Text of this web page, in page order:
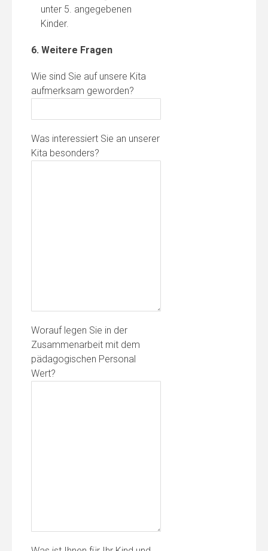
unter 5. angegebenen
Kinder.
6. Weitere Fragen
Wie sind Sie auf unsere Kita
aufmerksam geworden?
Was interessiert Sie an unserer
Kita besonders?
Worauf legen Sie in der
Zusammenarbeit mit dem
pädagogischen Personal
Wert?